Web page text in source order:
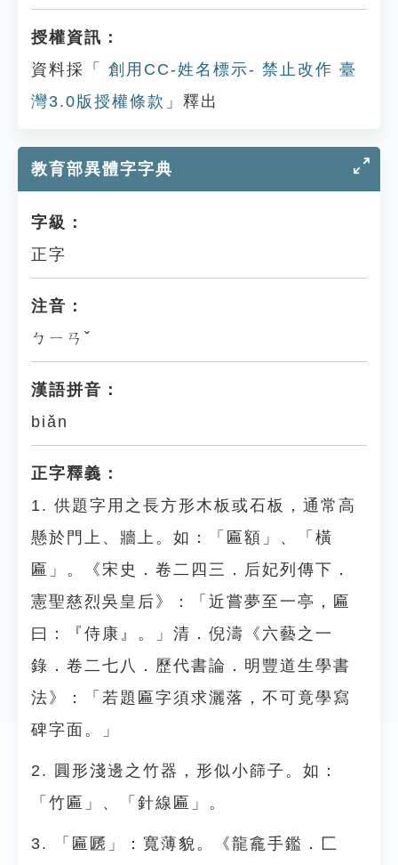
授權資訊：
資料採「
創用CC-姓名標示- 禁止改作 臺
灣3.0版授權條款 」釋出
教育部異體字字典
字級：
正字
注音：
ㄅㄧㄢˇ
漢語拼音：
biǎn
正字釋義：
1. 供題字用之長方形木板或石板，通常高
懸於門上、牆上。如：「匾額」、「橫
匾」。《宋史．卷二四三．后妃列傳下．
憲聖慈烈吳皇后》：「近嘗夢至一亭，匾
曰：『侍康』。」清．倪濤《六藝之一
錄．卷二七八．歷代書論．明豐道生學書
法》：「若題匾字須求灑落，不可竟學寫
碑字面。」
2. 圓形淺邊之竹器，形似小篩子。如：
「竹匾」、「針線匾」。
3. 「匾㔸」：寬薄貌。《龍龕手鑑．匚